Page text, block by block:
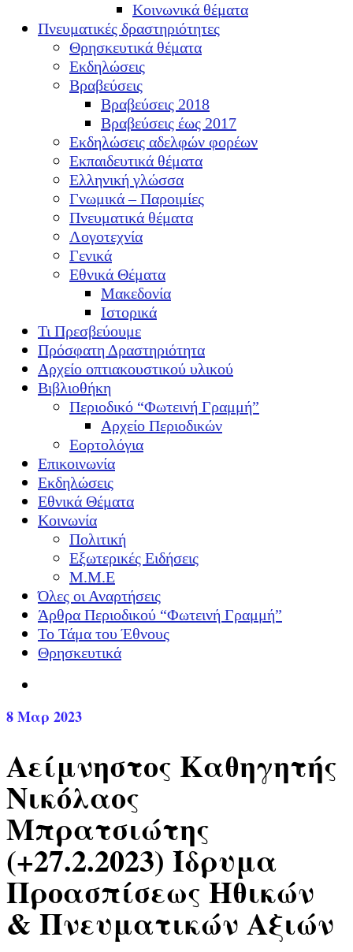
Κοινωνικά θέματα
Πνευματικές δραστηριότητες
Θρησκευτικά θέματα
Εκδηλώσεις
Βραβεύσεις
Βραβεύσεις 2018
Βραβεύσεις έως 2017
Εκδηλώσεις αδελφών φορέων
Εκπαιδευτικά θέματα
Ελληνική γλώσσα
Γνωμικά – Παροιμίες
Πνευματικά θέματα
Λογοτεχνία
Γενικά
Εθνικά Θέματα
Μακεδονία
Ιστορικά
Τι Πρεσβεύουμε
Πρόσφατη Δραστηριότητα
Αρχείο οπτιακουστικού υλικού
Βιβλιοθήκη
Περιοδικό “Φωτεινή Γραμμή”
Αρχείο Περιοδικών
Εορτολόγια
Επικοινωνία
Εκδηλώσεις
Εθνικά Θέματα
Κοινωνία
Πολιτική
Εξωτερικές Ειδήσεις
Μ.Μ.Ε
Όλες οι Αναρτήσεις
Άρθρα Περιοδικού “Φωτεινή Γραμμή”
Το Τάμα του Έθνους
Θρησκευτικά
8Μαρ 2023
Αείμνηστος Καθηγητής
Νικόλαος
Μπρατσιώτης
(+27.2.2023) Ίδρυμα
Προασπίσεως Ηθικών
& Πνευματικών Αξιών